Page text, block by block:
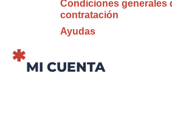
Condiciones generales
contratación
Ayudas
MI CUENTA